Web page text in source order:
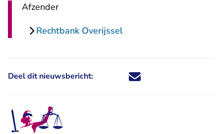
Afzender
Rechtbank Overijssel
Deel dit nieuwsbericht: Deel dit nieuwsbericht via X -
Deel dit nieuwsbericht via
Deel dit nieuwsbericht
Deel dit